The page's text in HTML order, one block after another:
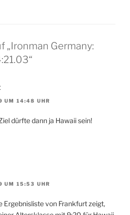
„Ironman Germany:
UM 14:48 UHR
dürfte dann ja Hawaii sein!
UM 15:53 UHR
Ergebnisliste von Frankfurt zeigt,